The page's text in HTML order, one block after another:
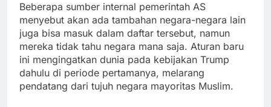
Beberapa sumber internal pemerintah AS
menyebut akan ada tambahan negara-negara lain
juga bisa masuk dalam daftar tersebut, namun
mereka tidak tahu negara mana saja. Aturan baru
ini mengingatkan dunia pada kebijakan Trump
dahulu di periode pertamanya, melarang
pendatang dari tujuh negara mayoritas Muslim.